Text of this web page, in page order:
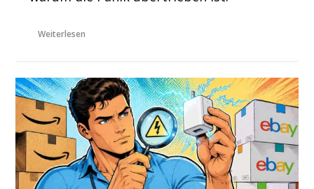
Weiterlesen